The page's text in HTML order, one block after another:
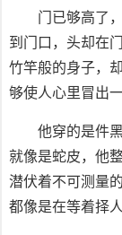
门已够高了
到门口，头却在
竹竿般的身子，
够使人心里冒出
他穿的是件
就像是蛇皮，他
潜伏着不可测量
都像是在等着择人